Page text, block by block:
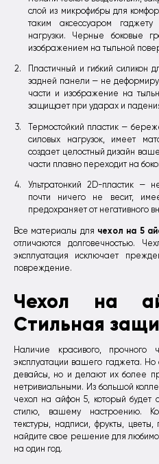
слой из микрофибры для
таким аксессуаром
нагрузки. Черные боковые
изображением на тыльной
Пластичный и гибкий силикон
задней панели — не
части и изображение на
защищает при ударах и
Термостойкий пластик —
силовых нагрузок, имеет
создает целостный дизайн
части плавно переходит на
Ультратонкий 2D-пластик —
почти ничего не весит,
предохраняет от негативного
Все материалы для чехол на 5
отличаются долговечностью.
эксплуатация исключает
повреждение.
Чехол на
Стильная
Наличие красивого, прочного
эксплуатации вашего гаджета.
девайсы, но и делают их более
нетривиальными. Из большой
чехол на айфон 5, который будет
стилю, вашему настроению.
текстуры, надписи, фрукты,
найдите свое решение для
на один год.